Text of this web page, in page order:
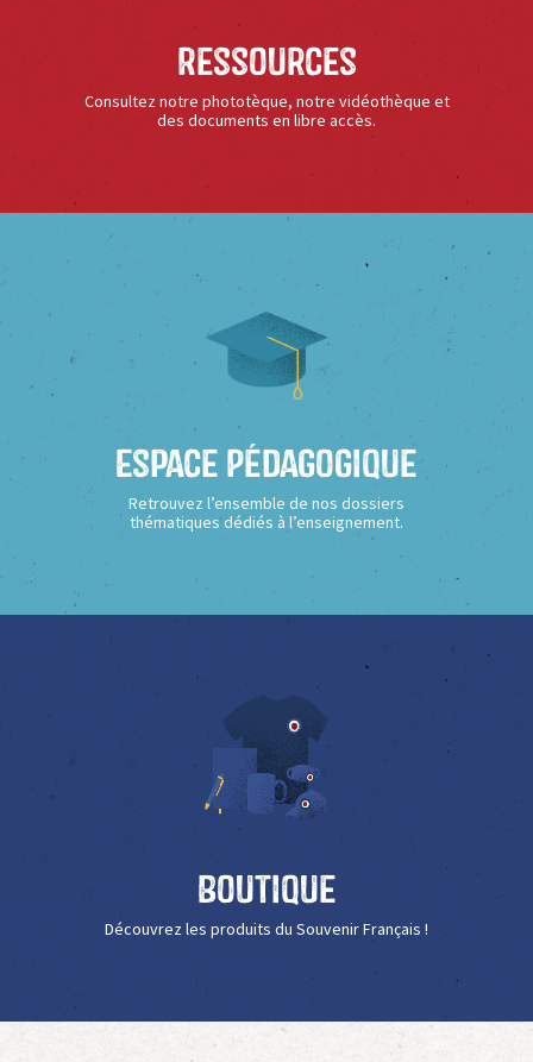
Ressources
Consultez notre phototèque, notre vidéothèque et
des documents en libre accès.
Espace Pédagogique
Retrouvez l’ensemble de nos dossiers
thématiques dédiés à l’enseignement.
Boutique
Découvrez les produits du Souvenir Français !